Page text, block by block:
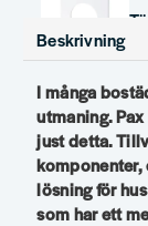
Beskrivning
I många
utmaning.
just detta.
lösning för
som har ett